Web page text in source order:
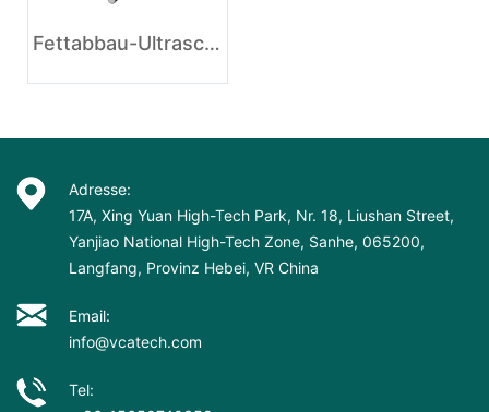
Fettabbau-Ultraschlank-Schlankheitsmaschine
Adresse:
17A, Xing Yuan High-Tech Park, Nr. 18, Liushan Street,
Yanjiao National High-Tech Zone, Sanhe, 065200,
Langfang, Provinz Hebei, VR China
Email:
info@vcatech.com
Tel: